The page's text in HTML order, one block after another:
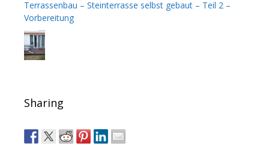
Terrassenbau – Steinterrasse selbst gebaut – Teil 2 –
Vorbereitung
Sharing